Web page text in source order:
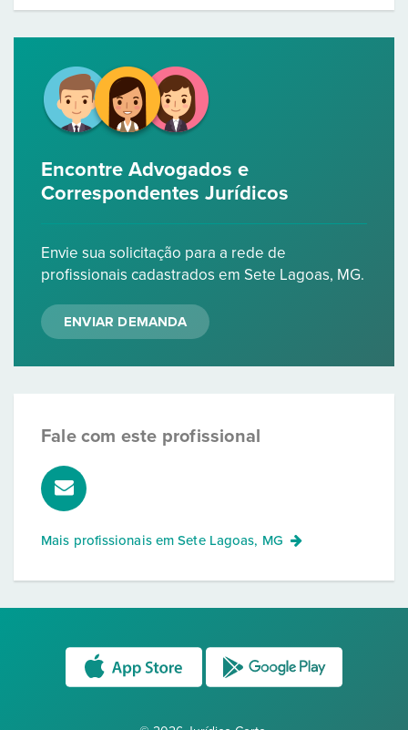
Encontre Advogados e
Correspondentes Jurídicos
Envie sua solicitação para a rede de
profissionais cadastrados em Sete Lagoas, MG.
ENVIAR DEMANDA
Fale com este profissional
Mais profissionais emSete Lagoas, MG